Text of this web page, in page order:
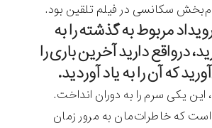
سکانسی در فیلم تلقین بود.
رویداد مربوط به گذشته را به
درواقع دارید آخرین باری را
که آن را به یاد آوردید.
یکی سرم را به دوران انداخت.
که خاطرات‌مان به مرور زمان